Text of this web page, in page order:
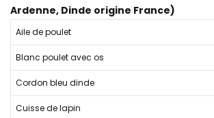
Ardenne, Dinde origine France)
Aile de poulet
Blanc poulet avec os
Cordon bleu dinde
Cuisse de lapin